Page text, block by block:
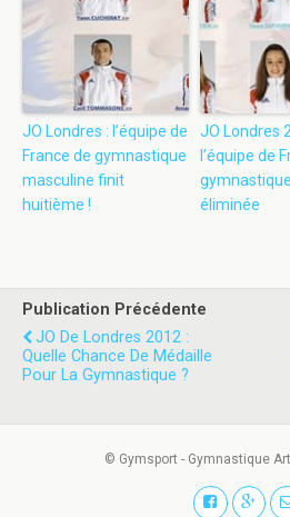
JO Londres : l’équipe de
France de gymnastique
masculine finit
huitième !
JO Londres
l’équipe de
éliminée
Publication Précédente
JO De Londres 2012 :
Quelle Chance De Médaille
Pour La Gymnastique ?
© Gymsport - Gymnastique